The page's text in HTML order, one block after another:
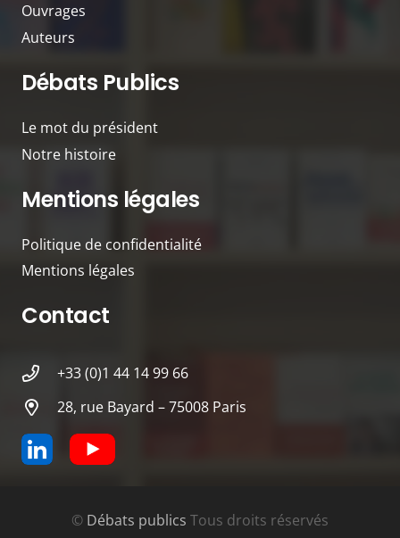
Ouvrages
Auteurs
Débats Publics
Le mot du président
Notre histoire
Mentions légales
Politique de confidentialité
Mentions légales
Contact
+33 (0)1 44 14 99 66
28, rue Bayard – 75008 Paris
© Débats publics Tous droits réservés